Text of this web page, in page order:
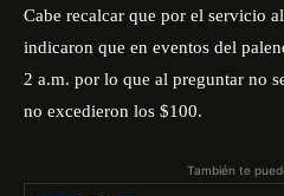
Cabe recalcar que por el servicio
indicaron que en eventos del
2 a.m. por lo que al preguntar no
no excedieron los $100.
También te